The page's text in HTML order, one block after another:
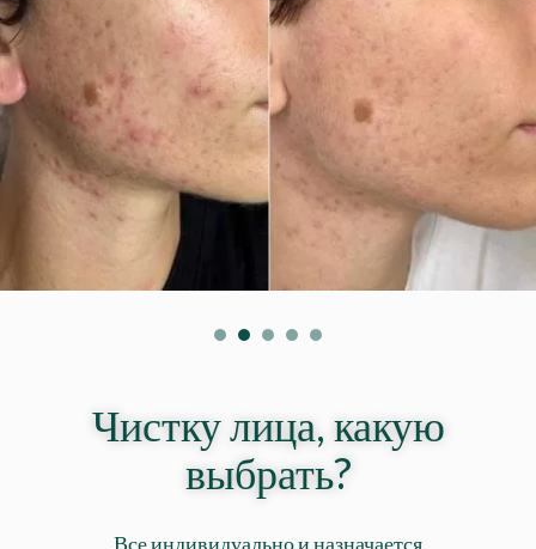
Чистку лица, какую
выбрать?
Все индивидуально и назначается